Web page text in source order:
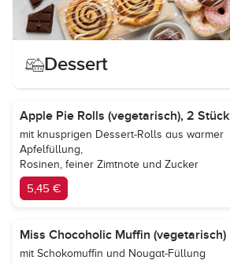
Dessert
Apple Pie Rolls (vegetarisch), 2 Stück
mit knusprigen Dessert-Rolls aus warmer
Apfelfüllung,
Rosinen, feiner Zimtnote und Zucker
5,45 €
Miss Chocoholic Muffin (vegetarisch)
mit Schokomuffin und Nougat-Füllung